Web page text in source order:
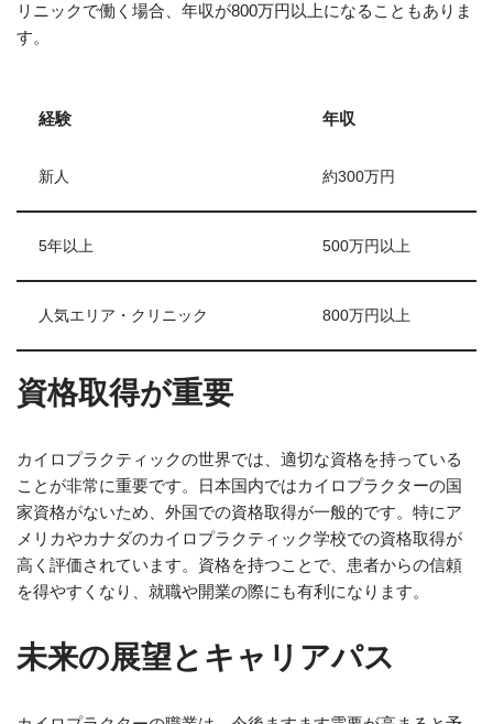
リニックで働く場合、年収が800万円以上になることもありま
す。
経験 年収
新人 約300万円
5年以上 500万円以上
人気エリア・クリニック 800万円以上
資格取得が重要
カイロプラクティックの世界では、適切な資格を持っている
ことが非常に重要です。日本国内ではカイロプラクターの国
家資格がないため、外国での資格取得が一般的です。特にア
メリカやカナダのカイロプラクティック学校での資格取得が
高く評価されています。資格を持つことで、患者からの信頼
を得やすくなり、就職や開業の際にも有利になります。
未来の展望とキャリアパス